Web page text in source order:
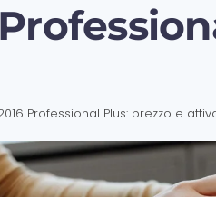
Professional Plus: prezzo e